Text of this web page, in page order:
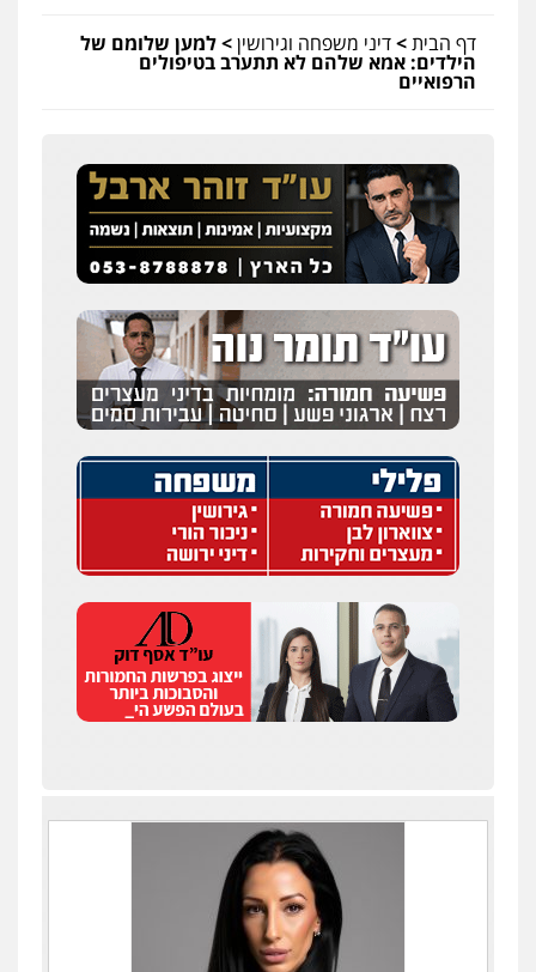
דף הבית>דיני משפחה וגירושין>למען שלומם של
הילדים: אמא שלהם לא תתערב בטיפולים
הרפואיים